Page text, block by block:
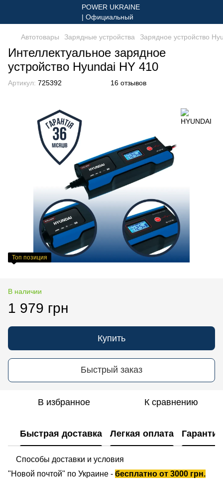
Автотовары Зарядные устройства Зарядное устройство
Интеллектуальное зарядное
устройство Hyundai HY 410
Артикул: 725392 16 отзывов
Топ позиция
В наличии
1 979 грн
Купить
Быстрый заказ
В избранное К сравнению
Быстрая доставка Легкая оплата Гарантия
Способы доставки и условия
"Новой почтой" по Украине - бесплатно от 3000 грн.